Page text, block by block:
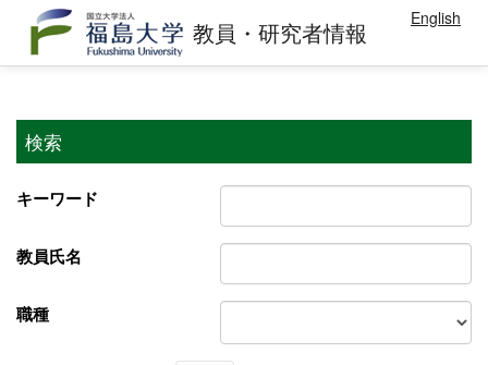
教員・研究者情報 English
検索
キーワード
教員氏名
職種